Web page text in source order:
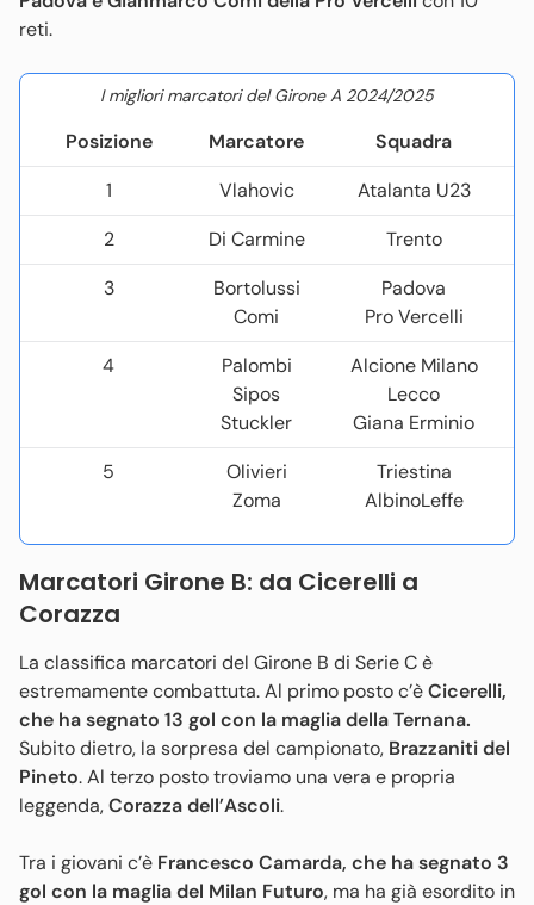
reti.
Posizione Marcatore
Squadra
1
Vlahovic
Atalanta U23
2
Di Carmine
Trento
3
Bortolussi
Comi
Padova
Pro Vercelli
4
Palombi
Sipos
Stuckler
Alcione Milano
Lecco
Giana Erminio
5
Olivieri
Zoma
Triestina
AlbinoLeffe
I migliori marcatori del Girone A 2024/2025
Marcatori Girone B: da Cicerelli a
Corazza
La classifica marcatori del Girone B di Serie C è
estremamente combattuta. Al primo posto c’èCicerelli,
che ha segnato 13 gol con la maglia della Ternana.
Subito dietro, la sorpresa del campionato, Brazzaniti del
Pineto. Al terzo posto troviamo una vera e propria
leggenda,Corazza dell’Ascoli.
Tra i giovani c’è Francesco Camarda, che ha segnato 3
gol con la maglia del Milan Futuro, ma ha già esordito in